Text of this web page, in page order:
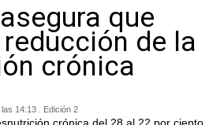
que
de la
crónica
14:13 . Edición 2